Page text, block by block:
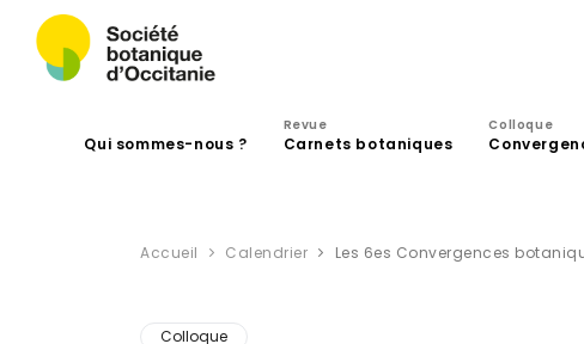
Qui sommes-nous ?
Revue
Carnets botaniques
Colloque
Accueil Calendrier Les 6es Convergences
Colloque